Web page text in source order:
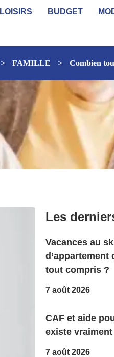
LOISIRS BUDGET
> FAMILLE > Combien
Les
Vacances au
d’appartement
tout compris ?
7 août 2026
CAF et aide
existe vraiment
7 août 2026